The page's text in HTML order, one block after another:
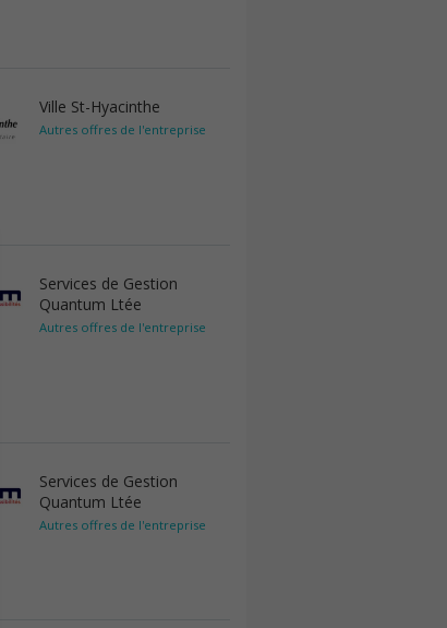
Ville St-Hyacinthe
Autres offres de l'entreprise
Services de Gestion
Quantum Ltée
Autres offres de l'entreprise
Services de Gestion
Quantum Ltée
Autres offres de l'entreprise